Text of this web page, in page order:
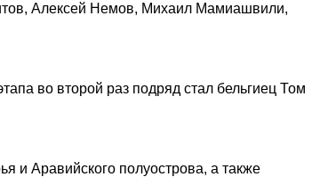
Алексей Немов, Михаил Мамиашвили,
во второй раз подряд стал бельгиец Том
и Аравийского полуострова, а также